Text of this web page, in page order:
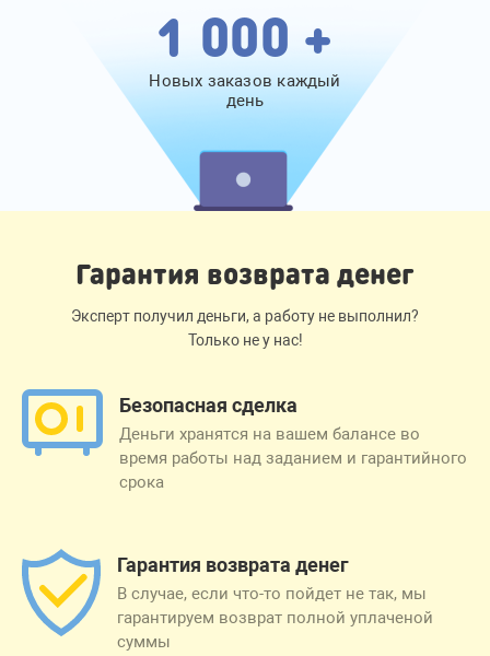
1 000 +
Новых заказов каждый
день
Гарантия возврата денег
Эксперт получил деньги, а работу не выполнил?
Только не у нас!
Безопасная сделка
Деньги хранятся на вашем балансе во
время работы над заданием и гарантийного
срока
Гарантия возврата денег
В случае, если что-то пойдет не так, мы
гарантируем возврат полной уплаченой
суммы